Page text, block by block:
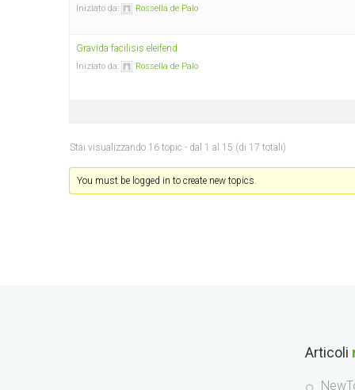
Iniziato da: Rossella de Palo
Gravida facilisis eleifend
Iniziato da: Rossella de Palo
Stai visualizzando 16 topic - dal 1 al 15 (di 17 totali)
You must be logged in to create new topics.
Articoli